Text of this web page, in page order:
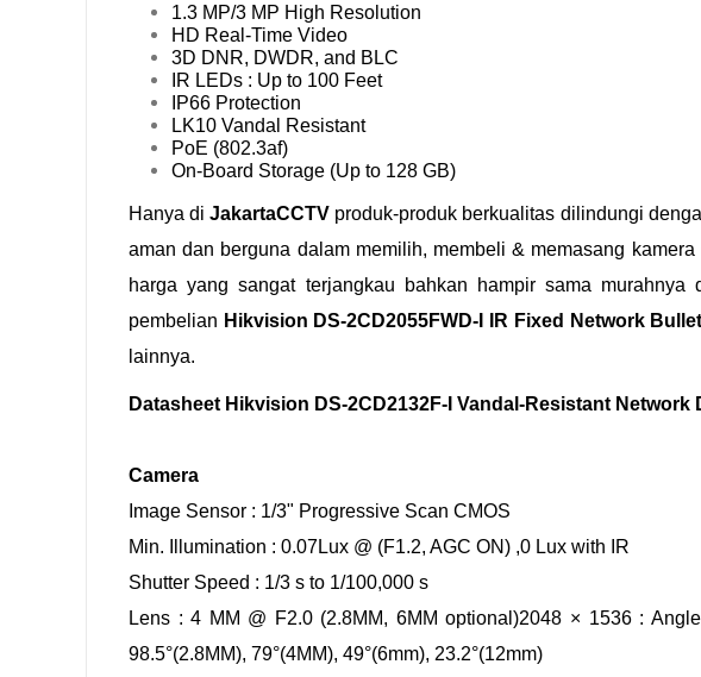
1.3 MP/3 MP High Resolution
HD Real-Time Video
3D DNR, DWDR, and BLC
IR LEDs : Up to 100 Feet
IP66 Protection
LK10 Vandal Resistant
PoE (802.3af)
On-Board Storage (Up to 128 GB)
Hanya diJakartaCCTV produk-produk berkualitas dilindungi
aman dan berguna dalam memilih, membeli & memasang kamera
harga yang sangat terjangkau bahkan hampir sama
pembelian Hikvision DS-2CD2055FWD-I IR Fixed Network
lainnya.
Datasheet Hikvision DS-2CD2132F-I Vandal-Resistant Network
Camera
Image Sensor : 1/3" Progressive Scan CMOS
Min. Illumination : 0.07Lux @ (F1.2, AGC ON) ,0 Lux with IR
Shutter Speed : 1/3 s to 1/100,000 s
Lens : 4 MM @ F2.0 (2.8MM, 6MM optional)2048 × 1536 :
98.5°(2.8MM), 79°(4MM), 49°(6mm), 23.2°(12mm)